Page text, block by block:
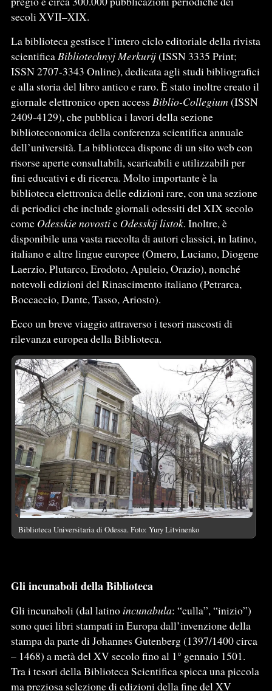
secoli XVII–XIX.
La biblioteca gestisce l’intero ciclo editoriale della rivista
scientificaBibliotechnyj Merkurij(ISSN 3335 Print;
ISSN 2707-3343 Online), dedicata agli studi bibliografici
e alla storia del libro antico e raro. È stato inoltre creato il
giornale elettronico open access Biblio-Collegium (ISSN
2409-4129), che pubblica i lavori della sezione
biblioteconomica della conferenza scientifica annuale
dell’università. La biblioteca dispone di un sito web con
risorse aperte consultabili, scaricabili e utilizzabili per
fini educativi e di ricerca. Molto importante è la
biblioteca elettronica delle edizioni rare, con una sezione
di periodici che include giornali odessiti del XIX secolo
come Odesskie novostie Odesskij listok. Inoltre, è
disponibile una vasta raccolta di autori classici, in latino,
italiano e altre lingue europee (Omero, Luciano, Diogene
Laerzio, Plutarco, Erodoto, Apuleio, Orazio), nonché
notevoli edizioni del Rinascimento italiano (Petrarca,
Boccaccio, Dante, Tasso, Ariosto).
Ecco un breve viaggio attraverso i tesori nascosti di
rilevanza europea della Biblioteca.
Biblioteca Universitaria di Odessa. Foto: Yury Litvinenko
Gli incunaboli della Biblioteca
Gli incunaboli (dal latino incunabula: “culla”, “inizio”)
sono quei libri stampati in Europa dall’invenzione della
stampa da parte di Johannes Gutenberg (1397/1400 circa
– 1468) a metà del XV secolo fino al 1° gennaio 1501.
Tra i tesori della Biblioteca Scientifica spicca una piccola
ma preziosa selezione di edizioni della fine del XV